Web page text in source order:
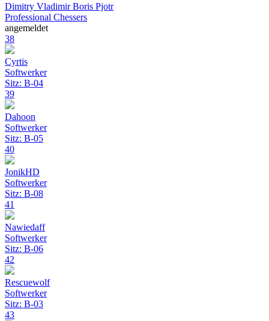
Dimitry Vladimir Boris Pjotr
Professional Chessers
angemeldet
38
Cyrtis
Softwerker
Sitz: B-04
39
Dahoon
Softwerker
Sitz: B-05
40
JonikHD
Softwerker
Sitz: B-08
41
Nawiedaff
Softwerker
Sitz: B-06
42
Rescuewolf
Softwerker
Sitz: B-03
43